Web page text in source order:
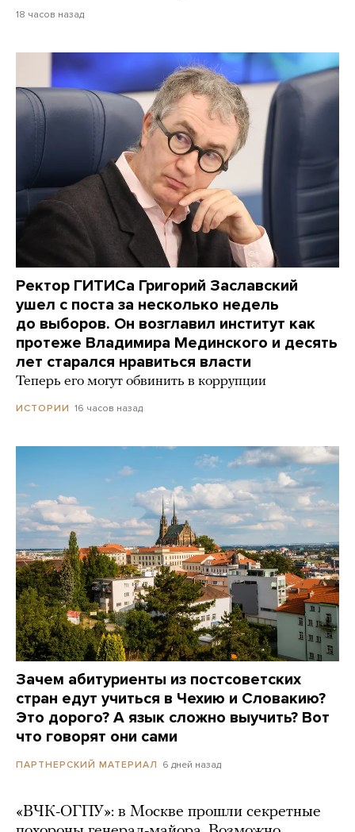
18 часов назад
Ректор ГИТИСа Григорий Заславский
ушел с поста за несколько недель
до выборов. Он возглавил институт как
протеже Владимира Мединского и десять
лет старался нравиться власти
Теперь его могут обвинить в коррупции
ИСТОРИИ 16 часов назад
Зачем абитуриенты из постсоветских
стран едут учиться в Чехию и Словакию?
Это дорого? А язык сложно выучить? Вот
что говорят они сами
ПАРТНЕРСКИЙ МАТЕРИАЛ 6 дней назад
«ВЧК-ОГПУ»: в Москве прошли секретные